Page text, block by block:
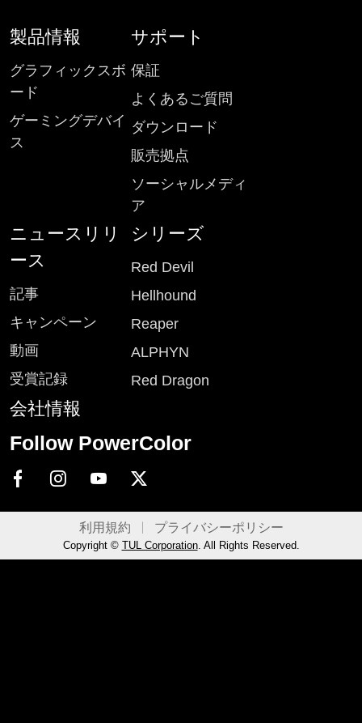
製品情報
グラフィックスボ
ード
ゲーミングデバイ
ス
サポート
保証
よくあるご質問
ダウンロード
販売拠点
ソーシャルメディ
ア
ニュースリリ
ース
記事
キャンペーン
動画
受賞記録
シリーズ
Red Devil
Hellhound
Reaper
ALPHYN
Red Dragon
会社情報
Follow PowerColor
利用規約 プライバシーポリシー
Copyright © TUL Corporation. All Rights Reserved.